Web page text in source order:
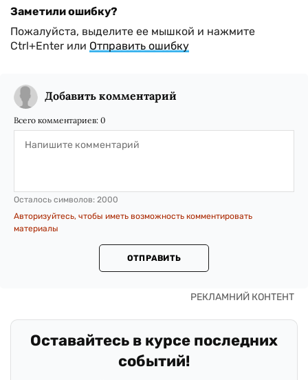
Заметили ошибку?
Пожалуйста, выделите ее мышкой и нажмите
Ctrl+Enter или Отправить ошибку
Добавить комментарий
Всего комментариев: 0
Осталось символов: 2000
Авторизуйтесь, чтобы иметь возможность комментировать
материалы
ОТПРАВИТЬ
Оставайтесь в курсе последних
событий!